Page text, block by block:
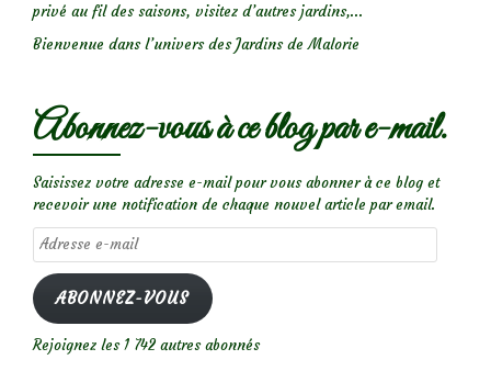
privé au fil des saisons, visitez d’autres jardins,...
Bienvenue dans l’univers des Jardins de Malorie
Abonnez-vous à ce blog par e-mail.
Saisissez votre adresse e-mail pour vous abonner à ce blog et
recevoir une notification de chaque nouvel article par email.
Adresse
e-
mail
ABONNEZ-VOUS
Rejoignez les 1 742 autres abonnés